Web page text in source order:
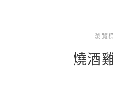
瀏覽
燒酒